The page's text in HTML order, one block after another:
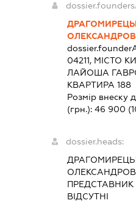
04211, МІСТО
ЛАЙОША
КВАРТИРА 188
Розмір внеску
(грн.): 46 900
dossier.heads:
ПРЕДСТАВНИК
ВІДСУТНІ